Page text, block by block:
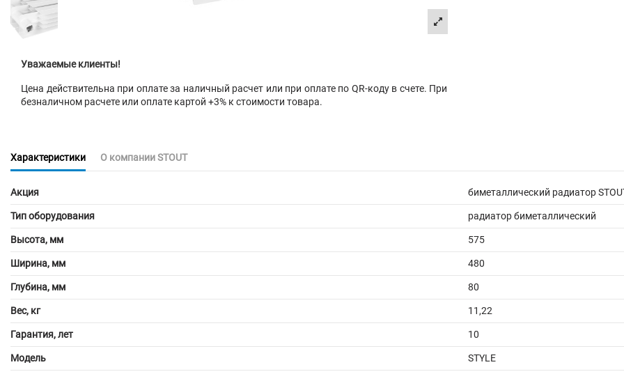
Уважаемые клиенты!
Цена действительна при оплате за наличный расчет или при оплате по QR-коду в счете. При
безналичном расчете или оплате картой +3% к стоимости товара.
Характеристики О компании STOUT
Акция биметаллический радиатор
Тип оборудования радиатор биметаллический
Высота, мм 575
Ширина, мм 480
Глубина, мм 80
Вес, кг 11,22
Гарантия, лет 10
Модель STYLE